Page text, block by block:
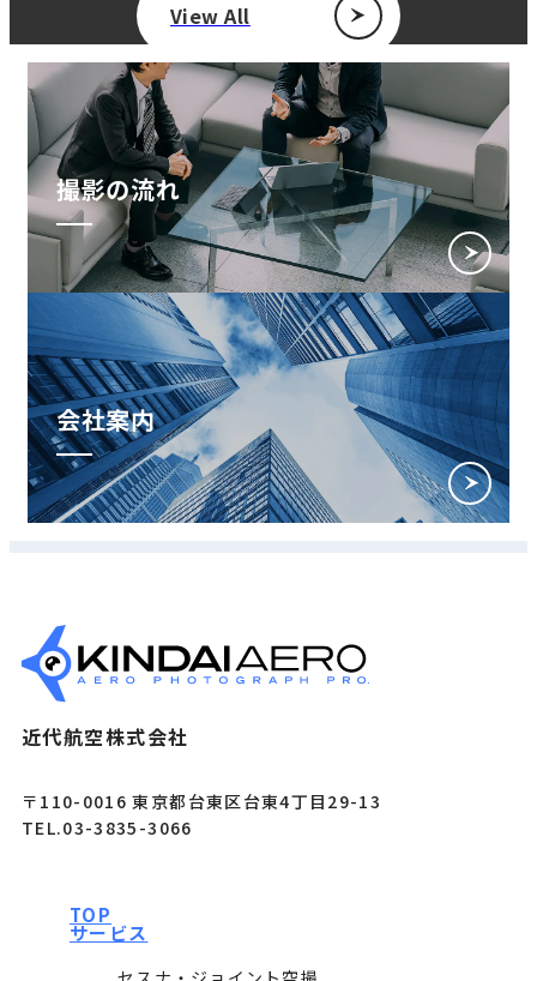
View All
撮影の流れ
会社案内
近代航空株式会社
〒110-0016 東京都台東区台東4丁目29-13
TEL.03-3835-3066
TOP
サービス